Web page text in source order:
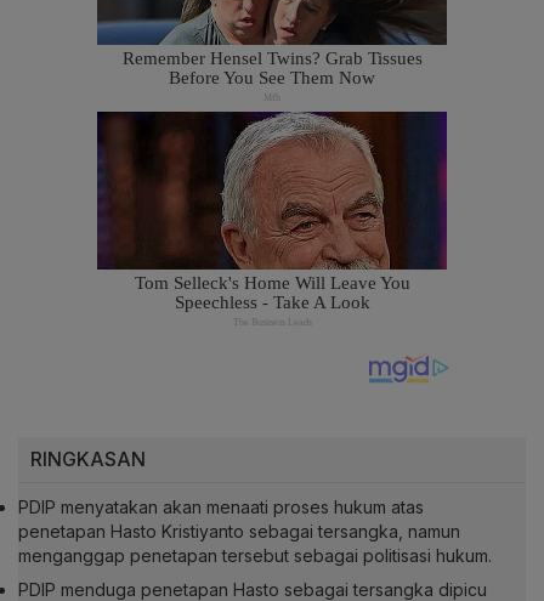
RINGKASAN
PDIP menyatakan akan menaati proses hukum atas
penetapan Hasto Kristiyanto sebagai tersangka, namun
menganggap penetapan tersebut sebagai politisasi hukum.
PDIP menduga penetapan Hasto sebagai tersangka dipicu